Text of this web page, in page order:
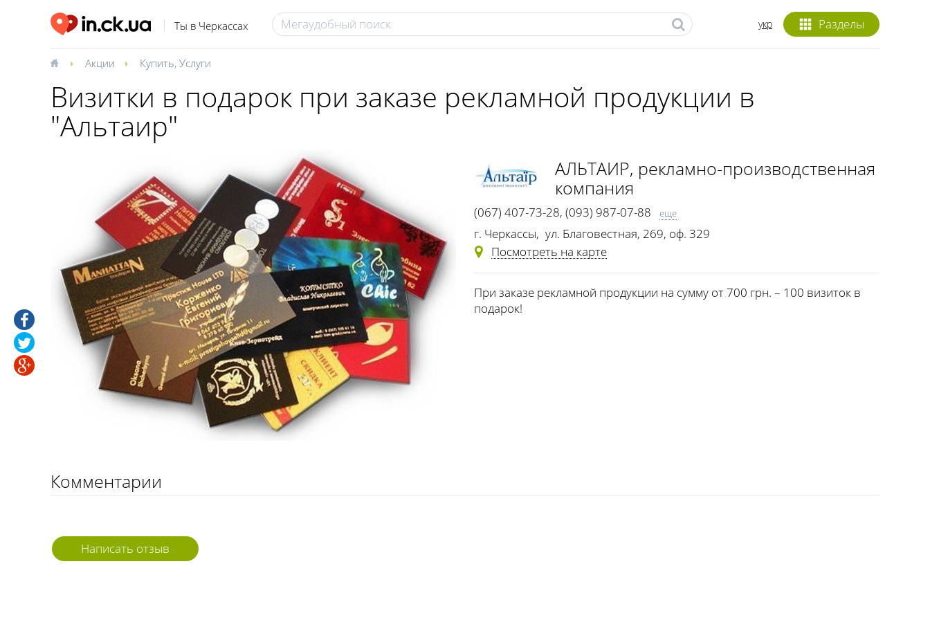
Ты в Черкассах Разделы
укр
Акции Купить, Услуги
Визитки в подарок при заказе рекламной продукции в
"Альтаир"
АЛЬТАИР, рекламно-производственная
компания
(067) 407-73-28, (093) 987-07-88
(0472) 33-42-38
еще
г. Черкассы, ул. Благовестная, 269, оф. 329
Посмотреть на карте
При заказе рекламной продукции на сумму от 700 грн. – 100 визиток в
подарок!
Комментарии
Написать отзыв